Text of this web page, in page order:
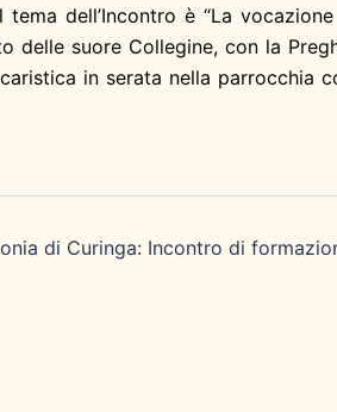
dell’Incontro è “La
suore Collegine, con la
in serata nella parrocchia
di Curinga: Incontro di